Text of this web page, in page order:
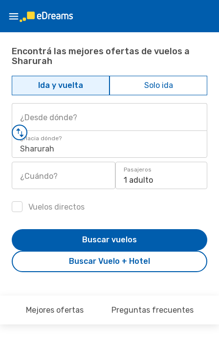
Encontrá las mejores ofertas de vuelos a
Sharurah
Ida y vuelta Solo ida
¿Desde dónde?
¿Hacia dónde?
Sharurah
¿Cuándo?
Pasajeros
1 adulto
Vuelos directos
Buscar Vuelo + Hotel
Buscar vuelos
Mejores ofertas Preguntas frecuentes